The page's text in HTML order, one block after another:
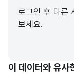
로그인 후 다른
보세요.
이 데이터와 유사